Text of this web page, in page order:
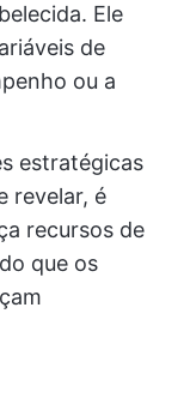
Ele
de
ou a
estratégicas
revelar, é
recursos de
que os